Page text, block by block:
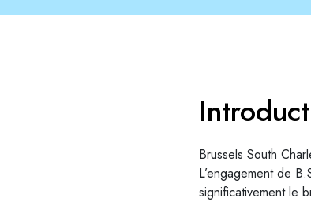
Brussels South
L’engagement de
significativement le